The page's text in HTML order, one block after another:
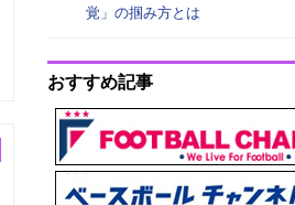
覚」の掴み方とは
おすすめ記事